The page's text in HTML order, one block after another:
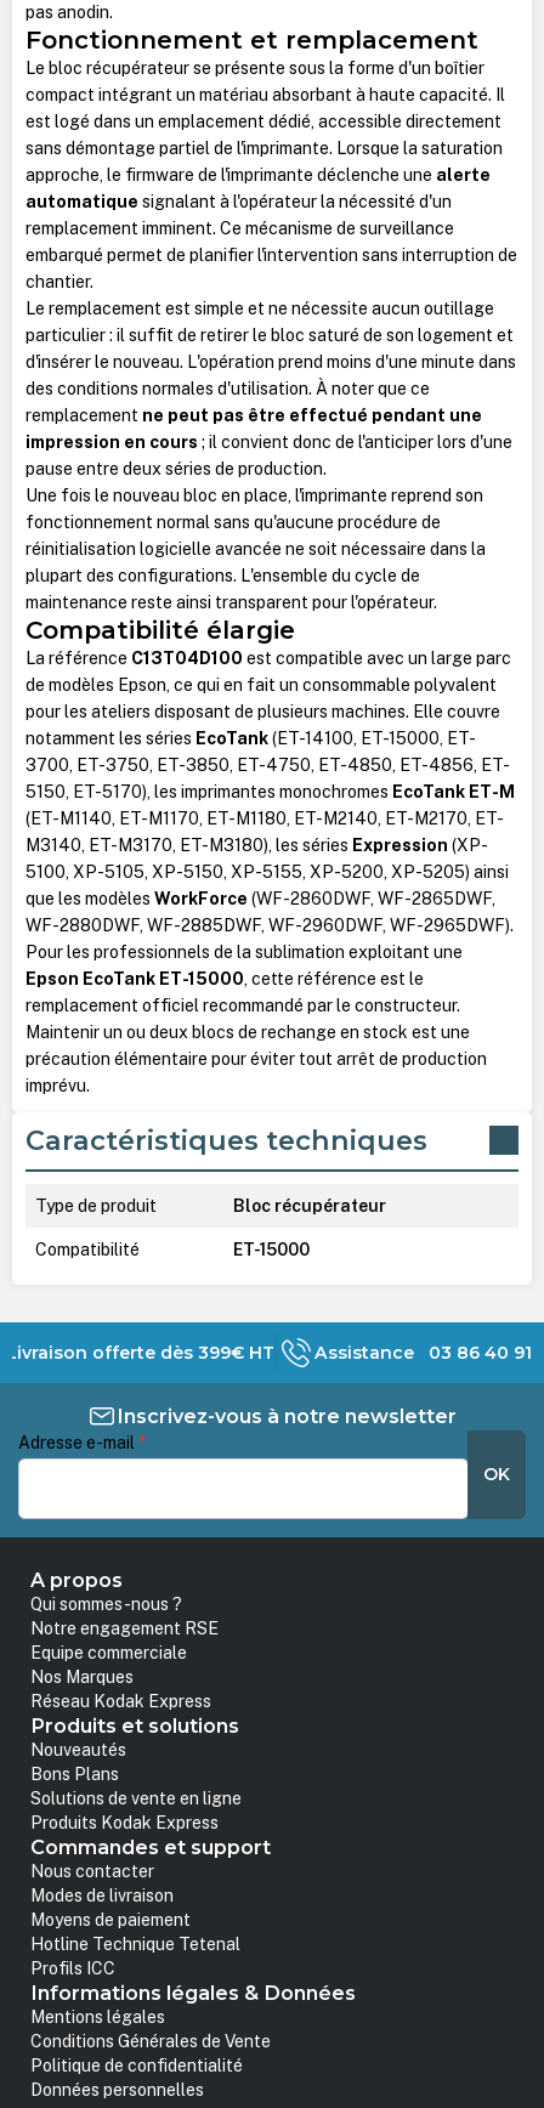
pas anodin.
Fonctionnement et remplacement
Le bloc récupérateur se présente sous la forme d'un boîtier
compact intégrant un matériau absorbant à haute capacité. Il
est logé dans un emplacement dédié, accessible directement
sans démontage partiel de l'imprimante. Lorsque la saturation
approche, le firmware de l'imprimante déclenche une alerte
automatique signalant à l'opérateur la nécessité d'un
remplacement imminent. Ce mécanisme de surveillance
embarqué permet de planifier l'intervention sans interruption de
chantier.
Le remplacement est simple et ne nécessite aucun outillage
particulier : il suffit de retirer le bloc saturé de son logement et
d'insérer le nouveau. L'opération prend moins d'une minute dans
des conditions normales d'utilisation. À noter que ce
remplacement ne peut pas être effectué pendant une
impression en cours ; il convient donc de l'anticiper lors d'une
pause entre deux séries de production.
Une fois le nouveau bloc en place, l'imprimante reprend son
fonctionnement normal sans qu'aucune procédure de
réinitialisation logicielle avancée ne soit nécessaire dans la
plupart des configurations. L'ensemble du cycle de
maintenance reste ainsi transparent pour l'opérateur.
Compatibilité élargie
La référence C13T04D100 est compatible avec un large parc
de modèles Epson, ce qui en fait un consommable polyvalent
pour les ateliers disposant de plusieurs machines. Elle couvre
notamment les séries EcoTank(ET-14100, ET-15000, ET-
3700, ET-3750, ET-3850, ET-4750, ET-4850, ET-4856, ET-
5150, ET-5170), les imprimantes monochromes EcoTank ET-M
(ET-M1140, ET-M1170, ET-M1180, ET-M2140, ET-M2170, ET-
M3140, ET-M3170, ET-M3180), les séries Expression (XP-
5100, XP-5105, XP-5150, XP-5155, XP-5200, XP-5205) ainsi
que les modèles WorkForce (WF-2860DWF, WF-2865DWF,
WF-2880DWF, WF-2885DWF, WF-2960DWF, WF-2965DWF).
Pour les professionnels de la sublimation exploitant une
Epson EcoTank ET-15000, cette référence est le
remplacement officiel recommandé par le constructeur.
Maintenir un ou deux blocs de rechange en stock est une
précaution élémentaire pour éviter tout arrêt de production
imprévu.
Caractéristiques techniques
Type de produit Bloc récupérateur
Compatibilité ET-15000
Livraison offerte dès 399€ HT Assistance 03 86 40 91
Inscrivez-vous à notre newsletter
Adresse e-mail *
OK
A propos
Qui sommes-nous ?
Notre engagement RSE
Equipe commerciale
Nos Marques
Réseau Kodak Express
Produits et solutions
Nouveautés
Bons Plans
Solutions de vente en ligne
Produits Kodak Express
Commandes et support
Nous contacter
Modes de livraison
Moyens de paiement
Hotline Technique Tetenal
Profils ICC
Informations légales & Données
Mentions légales
Conditions Générales de Vente
Politique de confidentialité
Données personnelles